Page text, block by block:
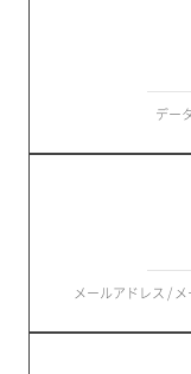
デー
メールアドレス /